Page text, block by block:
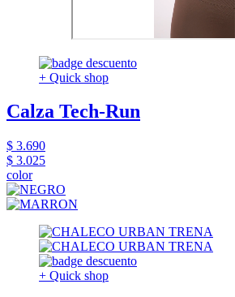
+ Quick shop
Calza Tech-Run
$ 3.690
$ 3.025
color
+ Quick shop